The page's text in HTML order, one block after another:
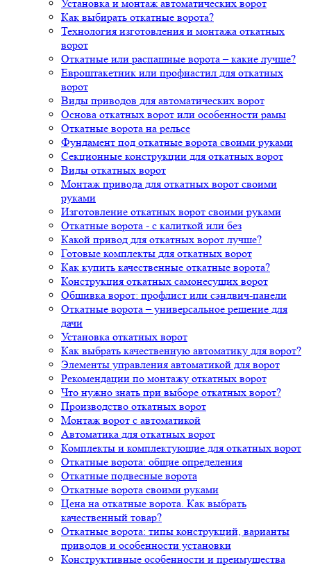
Установка и монтаж автоматических ворот
Как выбирать откатные ворота?
Технология изготовления и монтажа откатных
ворот
Откатные или распашные ворота – какие лучше?
Евроштакетник или профнастил для откатных
ворот
Виды приводов для автоматических ворот
Основа откатных ворот или особенности рамы
Откатные ворота на рельсе
Фундамент под откатные ворота своими руками
Секционные конструкции для откатных ворот
Виды откатных ворот
Монтаж привода для откатных ворот своими
руками
Изготовление откатных ворот своими руками
Откатные ворота - с калиткой или без
Какой привод для откатных ворот лучше?
Готовые комплекты для откатных ворот
Как купить качественные откатные ворота?
Конструкция откатных самонесущих ворот
Обшивка ворот: профлист или сэндвич-панели
Откатные ворота – универсальное решение для
дачи
Установка откатных ворот
Как выбрать качественную автоматику для ворот?
Элементы управления автоматикой для ворот
Рекомендации по монтажу откатных ворот
Что нужно знать при выборе откатных ворот?
Производство откатных ворот
Монтаж ворот с автоматикой
Автоматика для откатных ворот
Комплекты и комплектующие для откатных ворот
Откатные ворота: общие определения
Откатные подвесные ворота
Откатные ворота своими руками
Цена на откатные ворота. Как выбрать
качественный товар?
Откатные ворота: типы конструкций, варианты
приводов и особенности установки
Конструктивные особенности и преимущества